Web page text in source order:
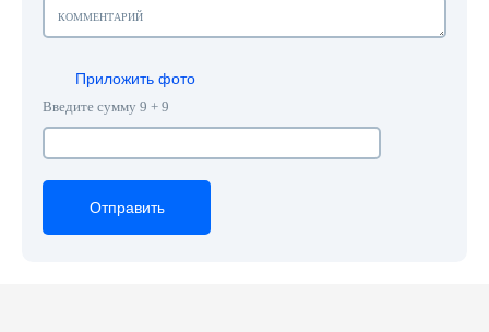
Приложить фото
Введите сумму 9 + 9
Отправить
Отправить
Отправить